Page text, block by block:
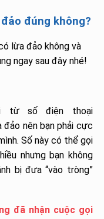
đúng không?
lừa đảo không và
ngay sau đây nhé!
từ số điện thoại
đảo nên bạn phải cực
Số này có thể gọi
nhưng bạn không
bị đưa “vào tròng”
đã nhận cuộc gọi